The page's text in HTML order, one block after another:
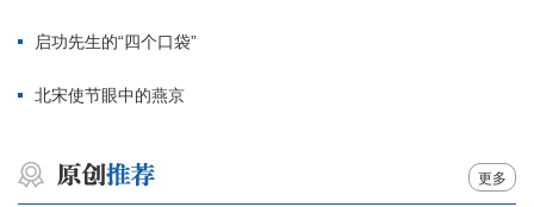
启功先生的“四个口袋”
北宋使节眼中的燕京
更多